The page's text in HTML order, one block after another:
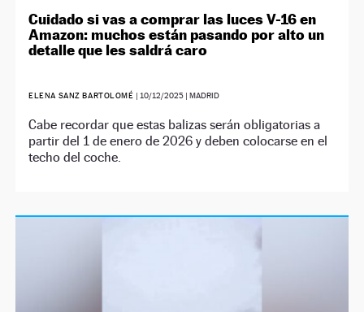
Cuidado si vas a comprar las luces V-16 en
Amazon: muchos están pasando por alto un
detalle que les saldrá caro
ELENA SANZ BARTOLOMÉ | 10/12/2025| MADRID
Cabe recordar que estas balizas serán obligatorias a
partir del 1 de enero de 2026 y deben colocarse en el
techo del coche.